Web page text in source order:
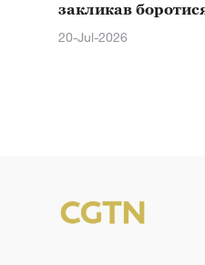
закликав
недобросовісним
20-Jul-2026